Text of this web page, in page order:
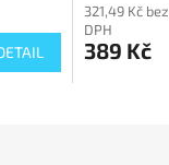
321,49 Kč bez
DPH
389 Kč